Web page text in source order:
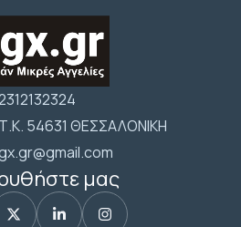
54631 ΘΕΣΣΑΛΟΝΙΚΗ
μας